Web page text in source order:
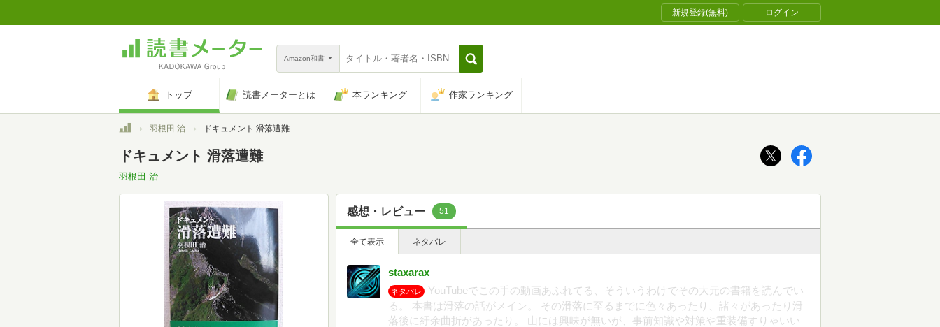
新規登録(無料) ログイン
Amazon和書
トップ 読書メーターとは 本ランキング 作家ランキング
トップ羽根田 治 ドキュメント 滑落遭難
ドキュメント 滑落遭難
羽根田 治
感想・レビュー 51
全て表示 ネタバレ
staxarax
ネタバレ
YouTubeでこの手の動画あふれてる、そういうわけでその大元の書籍を読んでい
る。 本書は滑落の話がメイン。 その滑落に至るまでに色々あったり、諸々があったり滑
落後に紆余曲折があったり。 山には興味が無いが、事前知識や対策や重装備すりゃいい